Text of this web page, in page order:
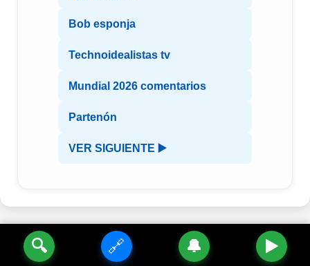
Bob esponja
Technoidealistas tv
Mundial 2026 comentarios
Partenón
VER SIGUIENTE ▶️
🔍 🔗 🔔 ▶️